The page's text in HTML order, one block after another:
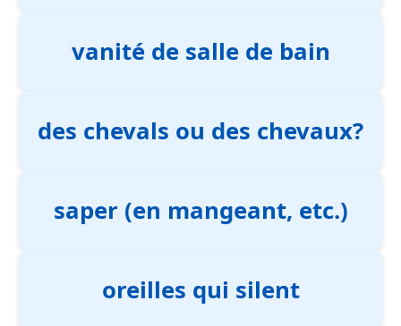
vanité de salle de bain
des chevals ou des chevaux?
saper (en mangeant, etc.)
oreilles qui silent